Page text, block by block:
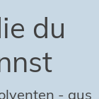
du
- aus